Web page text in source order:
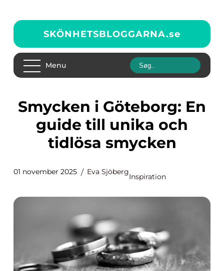
SKÖNHETSBLOGGARNA.se
Menu
Smycken i Göteborg: En
guide till unika och
tidlösa smycken
01 november 2025 Eva Sjöberg
Inspiration